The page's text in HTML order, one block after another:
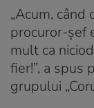
„Acum,
procuror-șef
mult ca
fier!”, a spus
grupului